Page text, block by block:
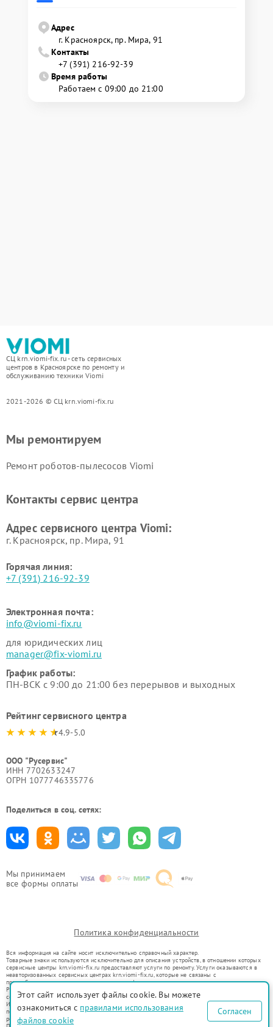
Адрес
г. Красноярск, ​пр. Мира, 91
Контакты
+7 (391) 216-92-39
Время работы
Работаем с 09:00 до 21:00
СЦ krn.viomi-fix.ru - сеть сервисных
центров в Красноярске по ремонту и
обслуживанию техники Viomi
2021-2026 © СЦ krn.viomi-fix.ru
Мы принимаем
все формы оплаты
Мы ремонтируем
Ремонт роботов-пылесосов Viomi
Контакты сервис центра
Адрес сервисного центра Viomi:
г. Красноярск, ​пр. Мира, 91
Горячая линия:
+7 (391) 216-92-39
Электронная почта:
info@viomi-fix.ru
для юридических лиц
manager@fix-viomi.ru
График работы:
ПН-ВСК с 9:00 до 21:00 без перерывов и выходных
Рейтинг сервисного центра
4.9-5.0
ООО "Русервис"
ИНН 7702633247
ОГРН 1077746335776
Поделиться в соц. сетях:
Политика конфиденциальности
Вся информация на сайте носит исключительно справочный характер.
Товарные знаки используются исключительно для описания устройств, в отношении которых
сервисные центры krn.viomi-fix.ru предоставляют услуги по ремонту. Услуги оказываются в
неавторизованных сервисных центрах krn.viomi-fix.ru, которые не связаны с
правообладателями товарных знаков или их официальными представителями.
Ремонт осуществляется для устройств, уже введенных в гражданский оборот в соответствии
со статьей 1487 ГК РФ.
Использование товарных знаков не преследует цели индивидуализации услуг или введения
потребителей в заблуждение, а служит для информирования о предоставляемых услугах по
ремонту техники указанных брендов.
Этот сайт использует файлы cookie. Вы можете
ознакомиться с правилами использования
файлов cookie
Согласен